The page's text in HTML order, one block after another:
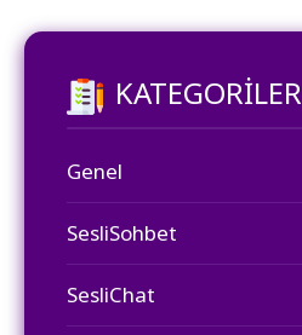
KATEGORILER
Genel
SesliSohbet
SesliChat